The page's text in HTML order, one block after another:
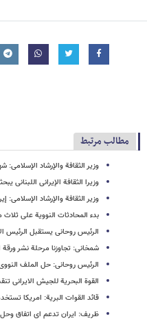
مطالب مرتبط
وزیر الثقافة والإرشاد الإسلامی:
وزیرا الثقافة الإیرانی اللبنانی
وزیر الثقافة والإرشاد
بدء المحادثات النوویة على
الرئیس روحانی یستقبل الرئیس
شمخانی: تجاوزنا مرحلة نشر ورقة
الرئیس روحانی: حل الملف
القوة البحریة للجیش الایرانی
قائد القوات البریة: امریکا
ظریف: ایران تدعم ای اتفاق وحل